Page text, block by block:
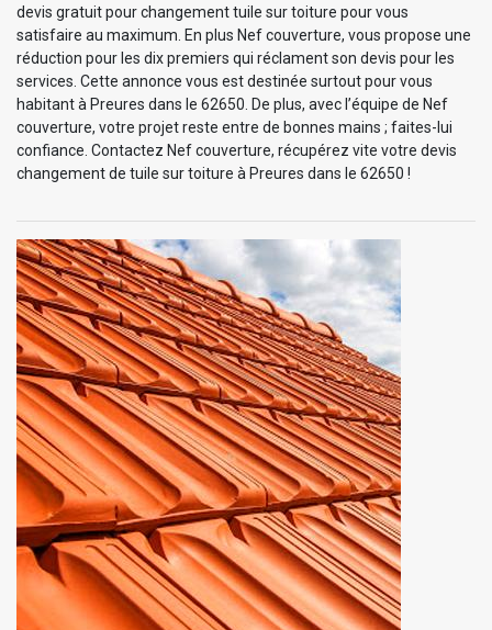
devis gratuit pour changement tuile sur toiture pour vous
satisfaire au maximum. En plus Nef couverture, vous propose une
réduction pour les dix premiers qui réclament son devis pour les
services. Cette annonce vous est destinée surtout pour vous
habitant à Preures dans le 62650. De plus, avec l’équipe de Nef
couverture, votre projet reste entre de bonnes mains ; faites-lui
confiance. Contactez Nef couverture, récupérez vite votre devis
changement de tuile sur toiture à Preures dans le 62650 !